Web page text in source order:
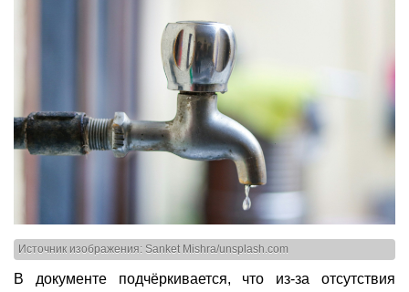
Источник изображения: Sanket Mishra/unsplash.com
В документе подчёркивается, что из-за отсутствия